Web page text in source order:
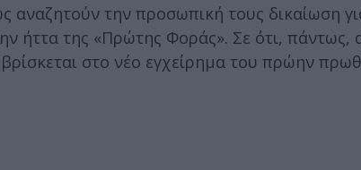
αναζητούν την προσωπική τους δικαίωση
ήττα της «Πρώτης Φοράς». Σε ότι,
στο νέο εγχείρημα του πρώην